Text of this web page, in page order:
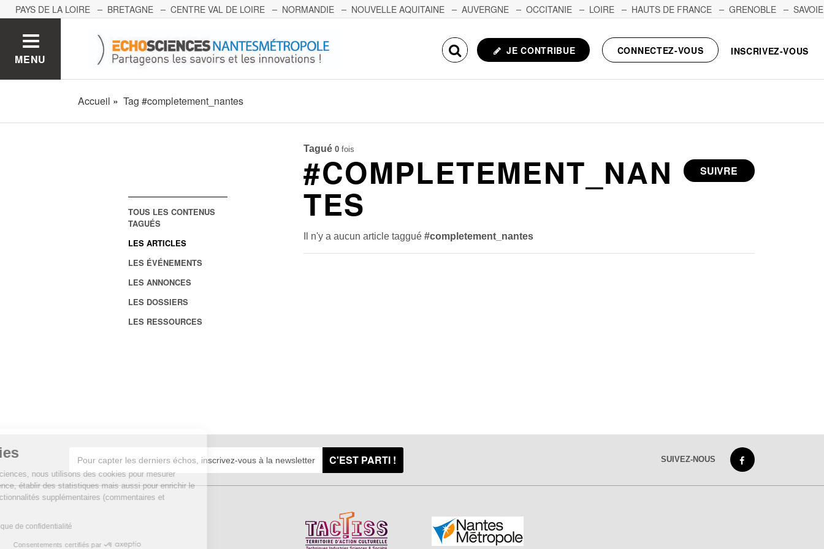
Sur Echosciences, nous utilisons des cookies pour mesurer
notre audience, établir des statistiques mais aussi pour enrichir le
site de fonctionnalités supplémentaires (commentaires et
Lire la politique de confidentialité
Consentements certifiés par
PAYS DE LA LOIRE BRETAGNE CENTRE VAL DE LOIRE NORMANDIE NOUVELLE AQUITAINE AUVERGNE OCCITANIE LOIRE HAUTS DE FRANCE GRENOBLE
SAVOIE
MENU
JE CONTRIBUE CONNECTEZ-VOUS INSCRIVEZ-VOUS
Accueil Tag #completement_nantes
TOUS LES CONTENUS
TAGUÉS
LES ARTICLES
LES ÉVÉNEMENTS
LES ANNONCES
LES DOSSIERS
LES RESSOURCES
Tagué 0 fois
SUIVRE
#COMPLETEMENT_NAN
TES
Il n'y a aucun article taggué#completement_nantes
C'EST PARTI ! SUIVEZ-NOUS